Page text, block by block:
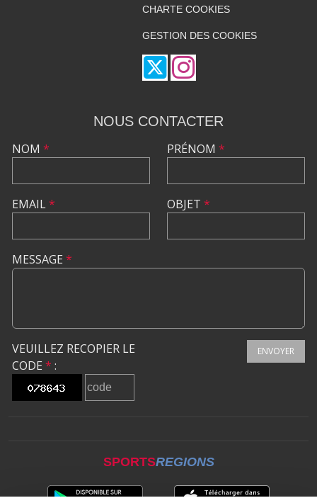
CHARTE COOKIES
GESTION DES COOKIES
NOUS CONTACTER
NOM *
EMAIL*
PRÉNOM *
OBJET *
MESSAGE *
VEUILLEZ RECOPIER LE
CODE * :
ENVOYER
SPORTSREGIONS